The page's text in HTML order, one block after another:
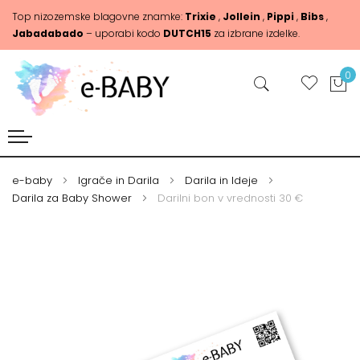
Top nizozemske blagovne znamke: Trixie , Jollein , Pippi, Bibs,
Jabadabado – uporabi kodo DUTCH15 za izbrane izdelke.
0
e-baby Igrače in Darila
Darila in Ideje
Darila za Baby Shower
Darilni bon v vrednosti 30 €